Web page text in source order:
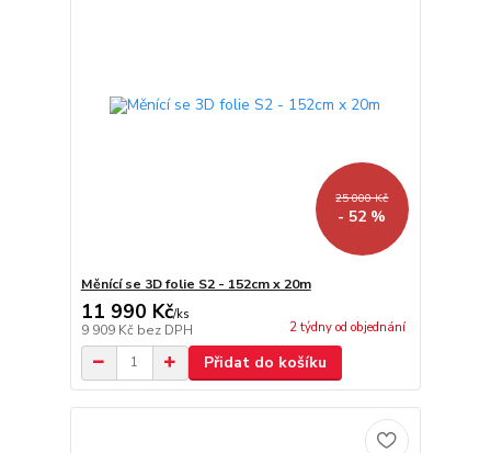
25 000 Kč
- 52 %
Měnící se 3D folie S2 - 152cm x 20m
11 990 Kč/ks
9 909 Kč bez DPH 2 týdny od objednání
Přidat do košíku